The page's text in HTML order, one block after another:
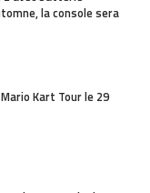
la console sera
Kart Tour le 29